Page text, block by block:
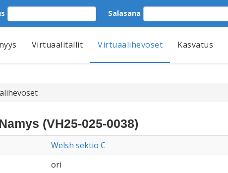
Salasana
Virtuaalitallit Virtuaalihevoset Kasvatus
(VH25-025-0038)
Welsh sektio C
ori